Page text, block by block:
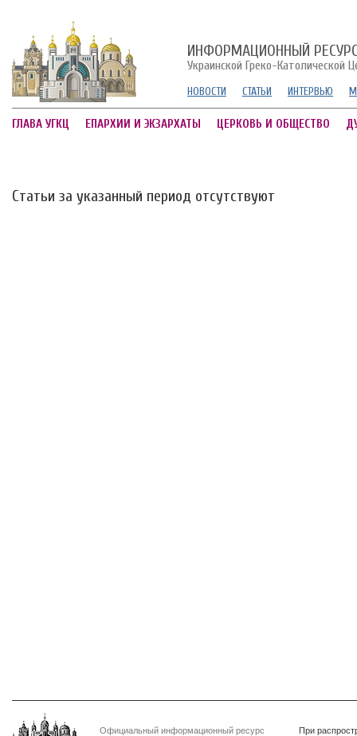
ИНФОРМАЦИОННЫЙ
Украинской Греко-Католической
НОВОСТИ СТАТЬИ ИНТЕРВЬЮ
ГЛАВА УГКЦ ЕПАРХИИ И ЭКЗАРХАТЫ ЦЕРКОВЬ И ОБЩЕСТВО
Статьи за указанный период отсутствуют
Официальный информационный ресурс
При